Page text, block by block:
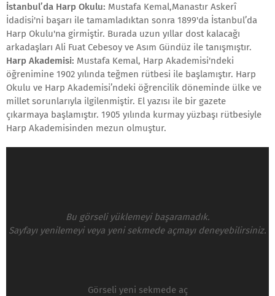
İstanbul’da Harp Okulu: Mustafa Kemal,Manastır Askerî
İdadisi'ni başarı ile tamamladıktan sonra 1899'da İstanbul’da
Harp Okulu'na girmiştir. Burada uzun yıllar dost kalacağı
arkadaşları Ali Fuat Cebesoy ve Asım Gündüz ile tanışmıştır.
Harp Akademisi: Mustafa Kemal, Harp Akademisi'ndeki
öğrenimine 1902 yılında teğmen rütbesi ile başlamıştır. Harp
Okulu ve Harp Akademisi’ndeki öğrencilik döneminde ülke ve
millet sorunlarıyla ilgilenmiştir. El yazısı ile bir gazete
çıkarmaya başlamıştır. 1905 yılında kurmay yüzbaşı rütbesiyle
Harp Akademisinden mezun olmuştur.
Bu görseli yüklemeyi başaramadık.
Sayfayı yenilemeyi veya yeni sekmede açmayı deneyebilirsiniz.
Görseli yeni sekmede aç